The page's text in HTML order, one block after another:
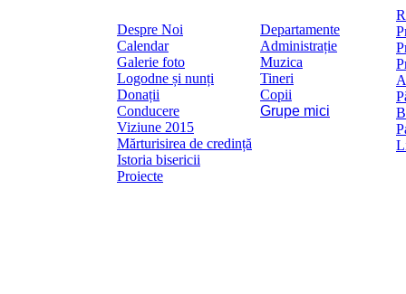
Despre Noi
Calendar
Galerie foto
Logodne și nunți
Donații
Conducere
Viziune 2015
Mărturisirea de credință
Istoria bisericii
Proiecte
Departamente
Administrație
Muzica
Tineri
Copii
Grupe mici